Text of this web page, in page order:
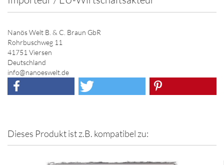
Nanös Welt B. & C. Braun GbR
Rohrbuschweg 11
41751 Viersen
Deutschland
info@nanoeswelt.de
Dieses Produkt ist z.B. kompatibel zu: